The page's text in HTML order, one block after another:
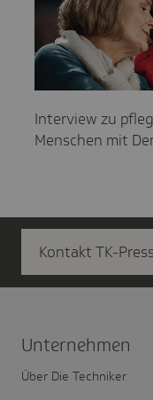
Interview zu
Menschen mit
Kontakt TK-
Unter­nehmen
Über Die Techniker